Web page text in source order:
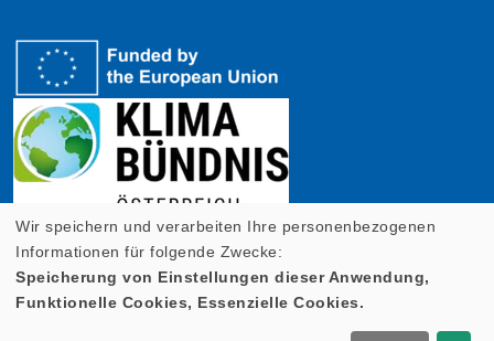
Cookie Einstellungen
Wir speichern und verarbeiten Ihre personenbezogenen
Informationen für folgende Zwecke:
Speicherung von Einstellungen dieser Anwendung,
Funktionelle Cookies, Essenzielle Cookies.